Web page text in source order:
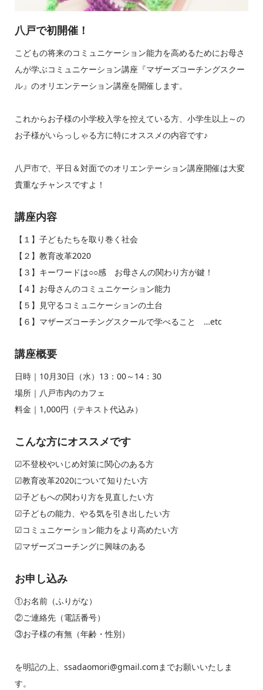
八戸で初開催！
こどもの将来のコミュニケーション能力を高めるためにお母さ
んが学ぶコミュニケーション講座『マザーズコーチングスクー
ル』のオリエンテーション講座を開催します。
これからお子様の小学校入学を控えている方、小学生以上～の
お子様がいらっしゃる方に特にオススメの内容です♪
八戸市で、平日＆対面でのオリエンテーション講座開催は大変
貴重なチャンスですよ！
講座内容
【１】子どもたちを取り巻く社会
【２】教育改革2020
【３】キーワードは○○感 お母さんの関わり方が鍵！
【４】お母さんのコミュニケーション能力
【５】見守るコミュニケーションの土台
【６】マザーズコーチングスクールで学べること …etc
講座概要
日時｜10月30日（水）13：00～14：30
場所｜八戸市内のカフェ
料金｜1,000円（テキスト代込み）
こんな方にオススメです
☑︎不登校やいじめ対策に関心のある方
☑︎教育改革2020について知りたい方
☑︎子どもへの関わり方を見直したい方
☑︎子どもの能力、やる気を引き出したい方
☑︎コミュニケーション能力をより高めたい方
☑︎マザーズコーチングに興味のある
お申し込み
①お名前（ふりがな）
②ご連絡先（電話番号）
③お子様の有無（年齢・性別）
を明記の上、ssadaomori@gmail.comまでお願いいたしま
す。